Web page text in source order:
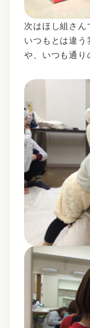
次はほし組さん
いつもとは違う
や、いつも通り